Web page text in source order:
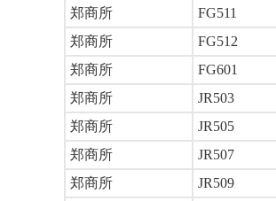
郑商所
FG511
郑商所
FG512
郑商所
FG601
郑商所
JR503
郑商所
JR505
郑商所
JR507
郑商所
JR509